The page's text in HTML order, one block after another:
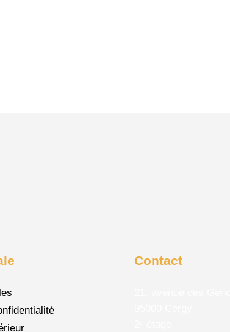
Contact